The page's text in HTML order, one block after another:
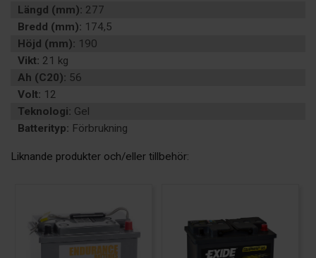
Längd (mm): 277
Bredd (mm): 174,5
Höjd (mm): 190
Vikt: 21 kg
Ah (C20): 56
Volt: 12
Teknologi: Gel
Batterityp: Förbrukning
Liknande produkter och/eller tillbehör: